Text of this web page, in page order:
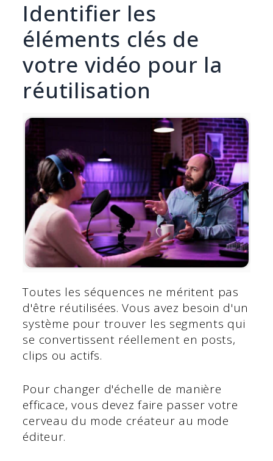
Identifier les
éléments clés de
votre vidéo pour la
réutilisation
Toutes les séquences ne méritent pas
d'être réutilisées. Vous avez besoin d'un
système pour trouver les segments qui
se convertissent réellement en posts,
clips ou actifs.
Pour changer d'échelle de manière
efficace, vous devez faire passer votre
cerveau du mode créateur au mode
éditeur.